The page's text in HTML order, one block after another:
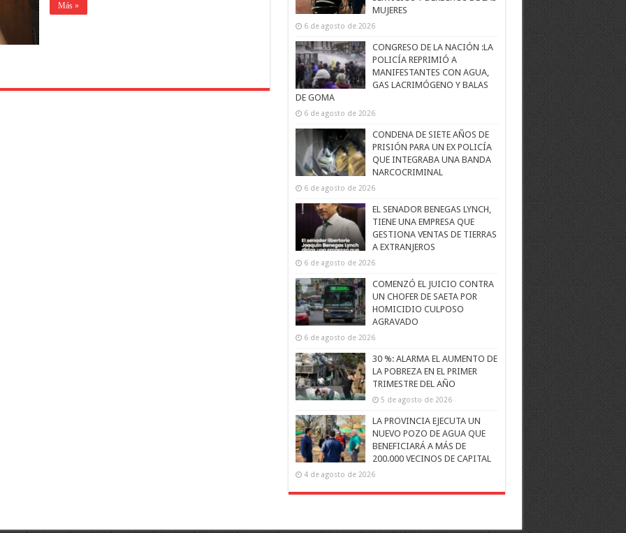
Más »
MUJERES
6 de agosto de 2026
CONGRESO DE LA NACIÓN :LA
POLICÍA REPRIMIÓ A
MANIFESTANTES CON AGUA,
GAS LACRIMÓGENO Y BALAS
DE GOMA
6 de agosto de 2026
CONDENA DE SIETE AÑOS DE
PRISIÓN PARA UN EX POLICÍA
QUE INTEGRABA UNA BANDA
NARCOCRIMINAL
6 de agosto de 2026
EL SENADOR BENEGAS LYNCH,
TIENE UNA EMPRESA QUE
GESTIONA VENTAS DE TIERRAS
A EXTRANJEROS
6 de agosto de 2026
COMENZÓ EL JUICIO CONTRA
UN CHOFER DE SAETA POR
HOMICIDIO CULPOSO
AGRAVADO
6 de agosto de 2026
30 %: ALARMA EL AUMENTO DE
LA POBREZA EN EL PRIMER
TRIMESTRE DEL AÑO
5 de agosto de 2026
LA PROVINCIA EJECUTA UN
NUEVO POZO DE AGUA QUE
BENEFICIARÁ A MÁS DE
200.000 VECINOS DE CAPITAL
4 de agosto de 2026